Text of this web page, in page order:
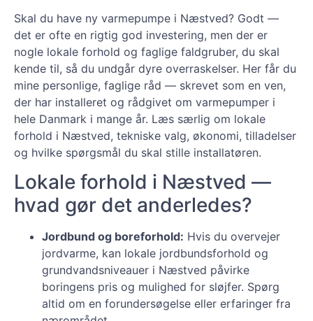
Skal du have ny varmepumpe i Næstved? Godt —
det er ofte en rigtig god investering, men der er
nogle lokale forhold og faglige faldgruber, du skal
kende til, så du undgår dyre overraskelser. Her får du
mine personlige, faglige råd — skrevet som en ven,
der har installeret og rådgivet om varmepumper i
hele Danmark i mange år. Læs særlig om lokale
forhold i Næstved, tekniske valg, økonomi, tilladelser
og hvilke spørgsmål du skal stille installatøren.
Lokale forhold i Næstved —
hvad gør det anderledes?
Jordbund og boreforhold: Hvis du overvejer
jordvarme, kan lokale jordbundsforhold og
grundvandsniveauer i Næstved påvirke
boringens pris og mulighed for sløjfer. Spørg
altid om en forundersøgelse eller erfaringer fra